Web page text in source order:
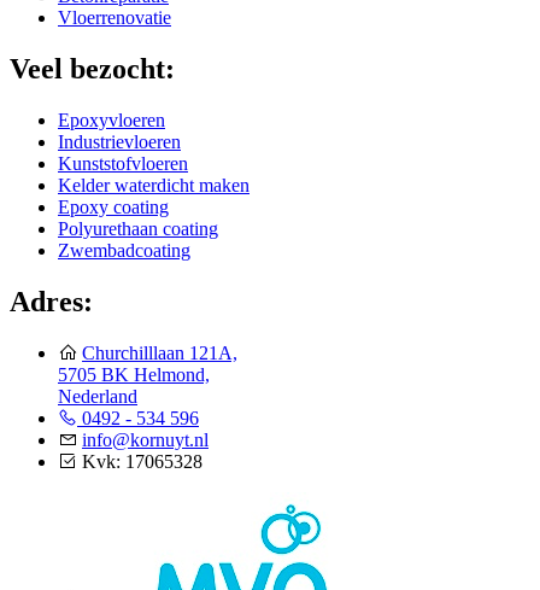
Vloerrenovatie
Veel bezocht:
Epoxyvloeren
Industrievloeren
Kunststofvloeren
Kelder waterdicht maken
Epoxy coating
Polyurethaan coating
Zwembadcoating
Adres:
Churchilllaan 121A,
5705 BK Helmond,
Nederland
0492 - 534 596
info@kornuyt.nl
Kvk: 17065328